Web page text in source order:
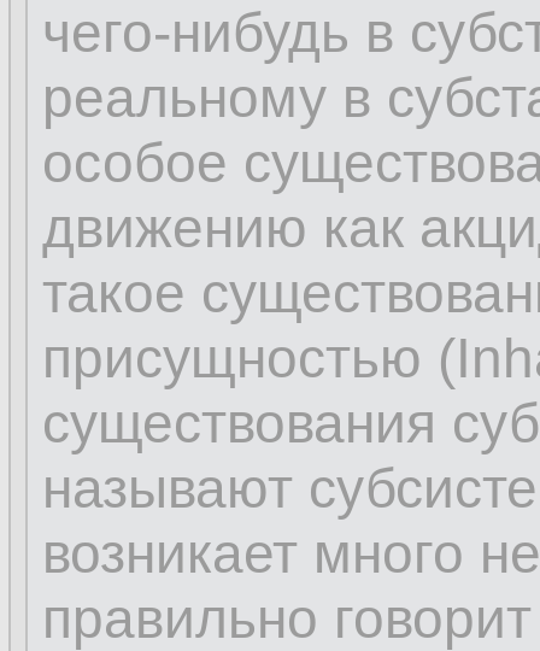
чего-нибудь в
реальному в
особое
движению как
такое
присущностью
существования
называют
возникает много
правильно